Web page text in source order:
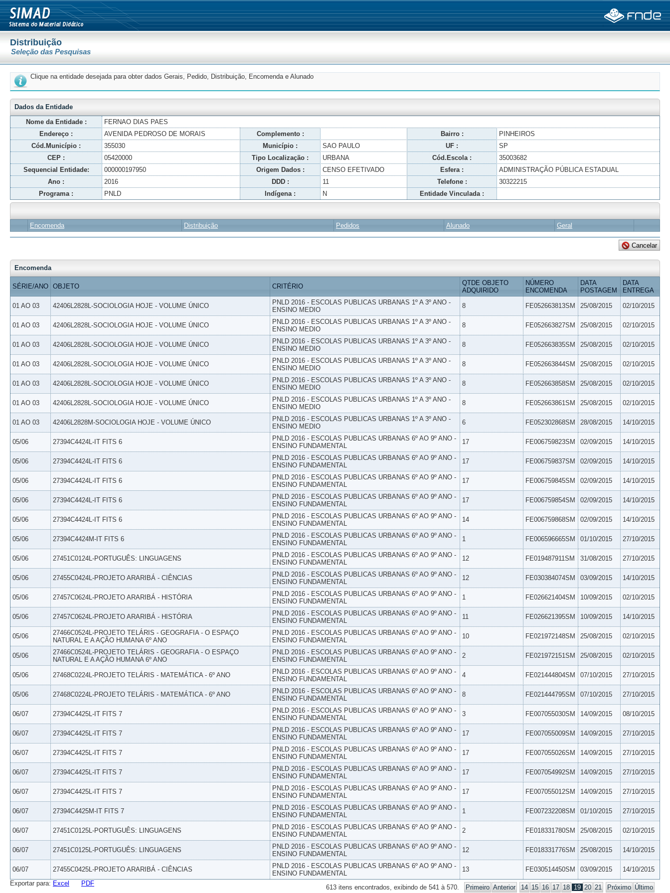
Distribuição
Seleção das Pesquisas
Clique na entidade desejada para obter dados Gerais, Pedido, Distribuição, Encomenda e Alunado
Dados da Entidade
Nome da Entidade :
FERNAO DIAS PAES
Endereço :
AVENIDA PEDROSO DE MORAIS Complemento : Bairro :
PINHEIROS
Cód.Município :
355030 Município : SAO PAULO UF :
SP
CEP :
05420000 Tipo Localização : URBANA Cód.Escola :
35003682
Sequencial Entidade:
000000197950 Origem Dados : CENSO EFETIVADO Esfera :
ADMINISTRAÇÃO PÚBLICA ESTADUAL
Ano :
2016 DDD : 11 Telefone :
30322215
Programa :
PNLD Indígena : N Entidade Vinculada :
Encomenda Distribuição Pedidos Alunado Geral
Encomenda
SÉRIE/ANO OBJETO CRITÉRIO
QTDE OBJETO
ADQUIRIDO
NÚMERO
ENCOMENDA
DATA
POSTAGEM
DATA
ENTREGA
01 AO 03 42406L2828L-SOCIOLOGIA HOJE - VOLUME ÚNICO
PNLD 2016 - ESCOLAS PUBLICAS URBANAS 1º A 3º ANO -
ENSINO MEDIO
8 FE052663813SM 25/08/2015 02/10/2015
01 AO 03 42406L2828L-SOCIOLOGIA HOJE - VOLUME ÚNICO
PNLD 2016 - ESCOLAS PUBLICAS URBANAS 1º A 3º ANO -
ENSINO MEDIO
8 FE052663827SM 25/08/2015 02/10/2015
01 AO 03 42406L2828L-SOCIOLOGIA HOJE - VOLUME ÚNICO
PNLD 2016 - ESCOLAS PUBLICAS URBANAS 1º A 3º ANO -
ENSINO MEDIO
8 FE052663835SM 25/08/2015 02/10/2015
01 AO 03 42406L2828L-SOCIOLOGIA HOJE - VOLUME ÚNICO
PNLD 2016 - ESCOLAS PUBLICAS URBANAS 1º A 3º ANO -
ENSINO MEDIO
8 FE052663844SM 25/08/2015 02/10/2015
01 AO 03 42406L2828L-SOCIOLOGIA HOJE - VOLUME ÚNICO
PNLD 2016 - ESCOLAS PUBLICAS URBANAS 1º A 3º ANO -
ENSINO MEDIO
8 FE052663858SM 25/08/2015 02/10/2015
01 AO 03 42406L2828L-SOCIOLOGIA HOJE - VOLUME ÚNICO
PNLD 2016 - ESCOLAS PUBLICAS URBANAS 1º A 3º ANO -
ENSINO MEDIO
8 FE052663861SM 25/08/2015 02/10/2015
01 AO 03 42406L2828M-SOCIOLOGIA HOJE - VOLUME ÚNICO
PNLD 2016 - ESCOLAS PUBLICAS URBANAS 1º A 3º ANO -
ENSINO MEDIO
6 FE052302868SM 28/08/2015 14/10/2015
05/06 27394C4424L-IT FITS 6
PNLD 2016 - ESCOLAS PUBLICAS URBANAS 6º AO 9º ANO -
ENSINO FUNDAMENTAL
17 FE006759823SM 02/09/2015 14/10/2015
05/06 27394C4424L-IT FITS 6
PNLD 2016 - ESCOLAS PUBLICAS URBANAS 6º AO 9º ANO -
ENSINO FUNDAMENTAL
17 FE006759837SM 02/09/2015 14/10/2015
05/06 27394C4424L-IT FITS 6
PNLD 2016 - ESCOLAS PUBLICAS URBANAS 6º AO 9º ANO -
ENSINO FUNDAMENTAL
17 FE006759845SM 02/09/2015 14/10/2015
05/06 27394C4424L-IT FITS 6
PNLD 2016 - ESCOLAS PUBLICAS URBANAS 6º AO 9º ANO -
ENSINO FUNDAMENTAL
17 FE006759854SM 02/09/2015 14/10/2015
05/06 27394C4424L-IT FITS 6
PNLD 2016 - ESCOLAS PUBLICAS URBANAS 6º AO 9º ANO -
ENSINO FUNDAMENTAL
14 FE006759868SM 02/09/2015 14/10/2015
05/06 27394C4424M-IT FITS 6
PNLD 2016 - ESCOLAS PUBLICAS URBANAS 6º AO 9º ANO -
ENSINO FUNDAMENTAL
1 FE006596665SM 01/10/2015 27/10/2015
05/06 27451C0124L-PORTUGUÊS: LINGUAGENS
PNLD 2016 - ESCOLAS PUBLICAS URBANAS 6º AO 9º ANO -
ENSINO FUNDAMENTAL
12 FE019487911SM 31/08/2015 27/10/2015
05/06 27455C0424L-PROJETO ARARIBÁ - CIÊNCIAS
PNLD 2016 - ESCOLAS PUBLICAS URBANAS 6º AO 9º ANO -
ENSINO FUNDAMENTAL
12 FE030384074SM 03/09/2015 14/10/2015
05/06 27457C0624L-PROJETO ARARIBÁ - HISTÓRIA
PNLD 2016 - ESCOLAS PUBLICAS URBANAS 6º AO 9º ANO -
ENSINO FUNDAMENTAL
1 FE026621404SM 10/09/2015 02/10/2015
05/06 27457C0624L-PROJETO ARARIBÁ - HISTÓRIA
PNLD 2016 - ESCOLAS PUBLICAS URBANAS 6º AO 9º ANO -
ENSINO FUNDAMENTAL
11 FE026621395SM 10/09/2015 14/10/2015
05/06
27466C0524L-PROJETO TELÁRIS - GEOGRAFIA - O ESPAÇO
NATURAL E A AÇÃO HUMANA 6º ANO
PNLD 2016 - ESCOLAS PUBLICAS URBANAS 6º AO 9º ANO -
ENSINO FUNDAMENTAL
10 FE021972148SM 25/08/2015 02/10/2015
05/06
27466C0524L-PROJETO TELÁRIS - GEOGRAFIA - O ESPAÇO
NATURAL E A AÇÃO HUMANA 6º ANO
PNLD 2016 - ESCOLAS PUBLICAS URBANAS 6º AO 9º ANO -
ENSINO FUNDAMENTAL
2 FE021972151SM 25/08/2015 02/10/2015
05/06 27468C0224L-PROJETO TELÁRIS - MATEMÁTICA - 6º ANO
PNLD 2016 - ESCOLAS PUBLICAS URBANAS 6º AO 9º ANO -
ENSINO FUNDAMENTAL
4 FE021444804SM 07/10/2015 27/10/2015
05/06 27468C0224L-PROJETO TELÁRIS - MATEMÁTICA - 6º ANO
PNLD 2016 - ESCOLAS PUBLICAS URBANAS 6º AO 9º ANO -
ENSINO FUNDAMENTAL
8 FE021444795SM 07/10/2015 27/10/2015
06/07 27394C4425L-IT FITS 7
PNLD 2016 - ESCOLAS PUBLICAS URBANAS 6º AO 9º ANO -
ENSINO FUNDAMENTAL
3 FE007055030SM 14/09/2015 08/10/2015
06/07 27394C4425L-IT FITS 7
PNLD 2016 - ESCOLAS PUBLICAS URBANAS 6º AO 9º ANO -
ENSINO FUNDAMENTAL
17 FE007055009SM 14/09/2015 27/10/2015
06/07 27394C4425L-IT FITS 7
PNLD 2016 - ESCOLAS PUBLICAS URBANAS 6º AO 9º ANO -
ENSINO FUNDAMENTAL
17 FE007055026SM 14/09/2015 27/10/2015
06/07 27394C4425L-IT FITS 7
PNLD 2016 - ESCOLAS PUBLICAS URBANAS 6º AO 9º ANO -
ENSINO FUNDAMENTAL
17 FE007054992SM 14/09/2015 27/10/2015
06/07 27394C4425L-IT FITS 7
PNLD 2016 - ESCOLAS PUBLICAS URBANAS 6º AO 9º ANO -
ENSINO FUNDAMENTAL
17 FE007055012SM 14/09/2015 27/10/2015
06/07 27394C4425M-IT FITS 7
PNLD 2016 - ESCOLAS PUBLICAS URBANAS 6º AO 9º ANO -
ENSINO FUNDAMENTAL
1 FE007232208SM 01/10/2015 27/10/2015
06/07 27451C0125L-PORTUGUÊS: LINGUAGENS
PNLD 2016 - ESCOLAS PUBLICAS URBANAS 6º AO 9º ANO -
ENSINO FUNDAMENTAL
2 FE018331780SM 25/08/2015 02/10/2015
06/07 27451C0125L-PORTUGUÊS: LINGUAGENS
PNLD 2016 - ESCOLAS PUBLICAS URBANAS 6º AO 9º ANO -
ENSINO FUNDAMENTAL
12 FE018331776SM 25/08/2015 14/10/2015
06/07 27455C0425L-PROJETO ARARIBÁ - CIÊNCIAS
PNLD 2016 - ESCOLAS PUBLICAS URBANAS 6º AO 9º ANO -
ENSINO FUNDAMENTAL
13 FE030514450SM 03/09/2015 14/10/2015
613 itens encontrados, exibindo de 541 à 570. Primeiro Anterior 14 15 16 17 18 19 20 21 Próximo Último
Exportar para: Excel PDF